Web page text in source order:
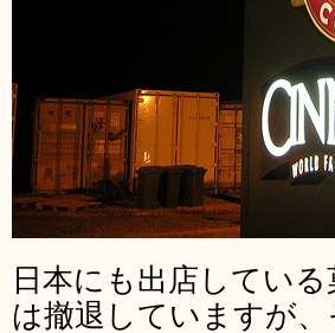
日本にも出店してい
は撤退していますが